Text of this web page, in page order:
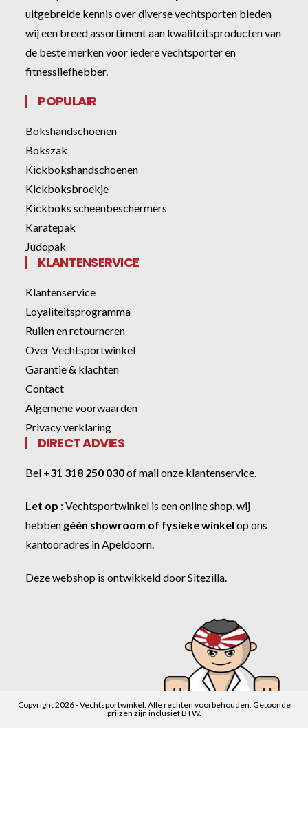
uitgebreide kennis over diverse vechtsporten bieden
wij een breed assortiment aan kwaliteitsproducten van
de beste merken voor iedere vechtsporter en
fitnessliefhebber.
POPULAIR
Bokshandschoenen
Bokszak
Kickbokshandschoenen
Kickboksbroekje
Kickboks scheenbeschermers
Karatepak
Judopak
KLANTENSERVICE
Klantenservice
Loyaliteitsprogramma
Ruilen en retourneren
Over Vechtsportwinkel
Garantie & klachten
Contact
Algemene voorwaarden
Privacy verklaring
DIRECT ADVIES
Bel +31 318 250 030ofmail onze klantenservice.
Let op :Vechtsportwinkel is een online shop, wij
hebben géén showroom of fysieke winkel op ons
kantooradres in Apeldoorn.
Deze webshop is ontwikkeld doorSitezilla.
Copyright 2026 - Vechtsportwinkel. Alle rechten voorbehouden. Getoonde
prijzen zijn inclusief BTW.